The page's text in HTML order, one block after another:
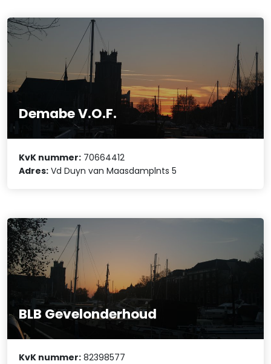
Demabe V.O.F.
KvK nummer: 70664412
Adres: Vd Duyn van Maasdamplnts 5
BLB Gevelonderhoud
KvK nummer: 82398577